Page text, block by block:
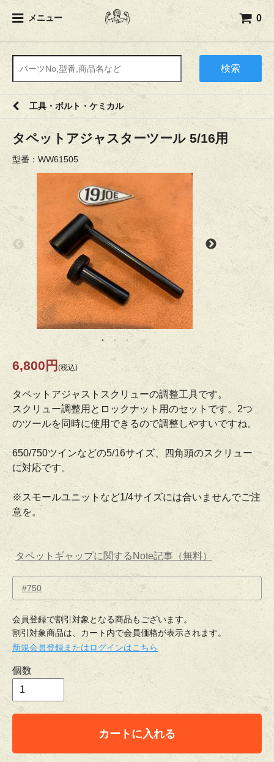
メニュー 0
検索
工具・ボルト・ケミカル
タペットアジャスターツール 5/16用
型番：WW61505
6,800円 (税込)
タペットアジャストスクリューの調整工具です。
スクリュー調整用とロックナット用のセットです。2つ
のツールを同時に使用できるので調整しやすいですね。
650/750ツインなどの5/16サイズ、四角頭のスクリュー
に対応です。
※スモールユニットなど1/4サイズには合いませんでご注
意を。
タペットギャップに関するNote記事（無料）
#750
会員登録で割引対象となる商品もございます。
割引対象商品は、カート内で会員価格が表示されます。
新規会員登録またはログインはこちら
個数
カートに入れる